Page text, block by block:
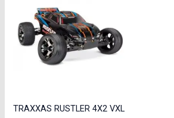
TRAXXAS RUSTLER 4X2 VXL